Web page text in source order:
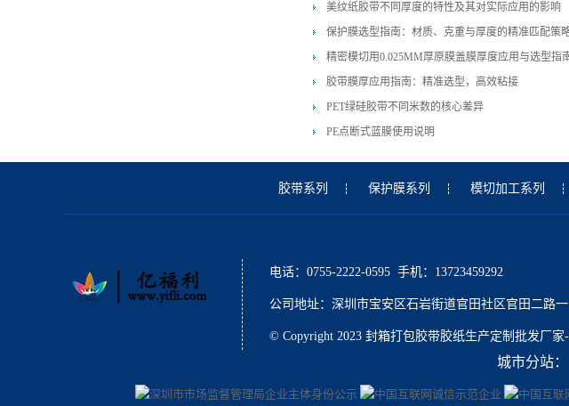
美纹纸胶带不同厚度的特性及其对实际应用的影响
保护膜选型指南：材质、克重与厚度的精准匹配策
精密模切用0.025MM厚原膜盖膜厚度应用与选型指
胶带膜厚应用指南：精准选型，高效粘接
PET绿硅胶带不同米数的核心差异
PE点断式蓝膜使用说明
胶带系列 保护膜系列 模切加工系列
电话：0755-2222-0595 手机：13723459292
公司地址：深圳市宝安区石岩街道官田社区官田二路
© Copyright 2023 封箱打包胶带胶纸生产定制批发厂家
城市分站：